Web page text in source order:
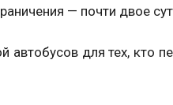
— почти двое
автобусов для тех, кто